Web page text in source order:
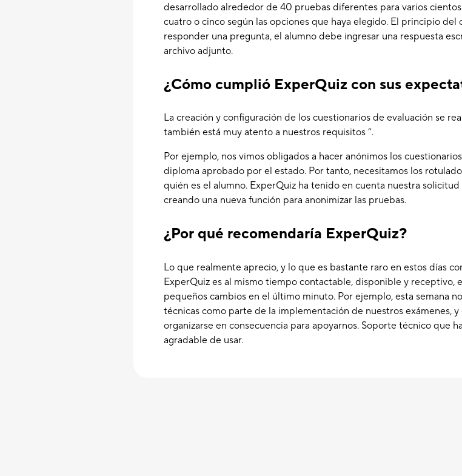
desarrollado alrededor de 40 pruebas diferentes para varios
cuatro o cinco según las opciones que haya elegido. El principio
responder una pregunta, el alumno debe ingresar una respuesta
archivo adjunto.
¿Cómo cumplió ExperQuiz con sus
La creación y configuración de los cuestionarios de evaluación se
también está muy atento a nuestros requisitos ”.
Por ejemplo, nos vimos obligados a hacer anónimos los
diploma aprobado por el estado. Por tanto, necesitamos los
quién es el alumno. ExperQuiz ha tenido en cuenta nuestra
creando una nueva función para anonimizar las pruebas.
¿Por qué recomendaría ExperQuiz?
Lo que realmente aprecio, y lo que es bastante raro en estos días
ExperQuiz es al mismo tiempo contactable, disponible y receptivo,
pequeños cambios en el último minuto. Por ejemplo, esta semana
técnicas como parte de la implementación de nuestros exámenes,
organizarse en consecuencia para apoyarnos. Soporte técnico que
agradable de usar.